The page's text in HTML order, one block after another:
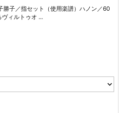
勝子／指セット（使用楽譜）ハノン／60
ィルトゥオ ...